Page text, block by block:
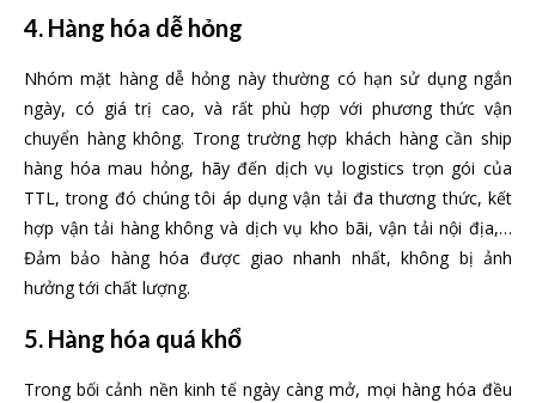
4. Hàng hóa dễ hỏng
Nhóm mặt hàng dễ hỏng này thường có hạn sử dụng ngắn
ngày, có giá trị cao, và rất phù hợp với phương thức vận
chuyển hàng không. Trong trường hợp khách hàng cần ship
hàng hóa mau hỏng, hãy đến dịch vụ logistics trọn gói của
TTL, trong đó chúng tôi áp dụng vận tải đa thương thức, kết
hợp vận tải hàng không và dịch vụ kho bãi, vận tải nội địa,…
Đảm bảo hàng hóa được giao nhanh nhất, không bị ảnh
hưởng tới chất lượng.
5. Hàng hóa quá khổ
Trong bối cảnh nền kinh tế ngày càng mở, mọi hàng hóa đều